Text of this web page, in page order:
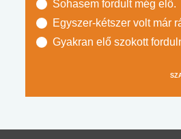
Sohasem fordult még elő.
Egyszer-kétszer volt már
Gyakran elő szokott